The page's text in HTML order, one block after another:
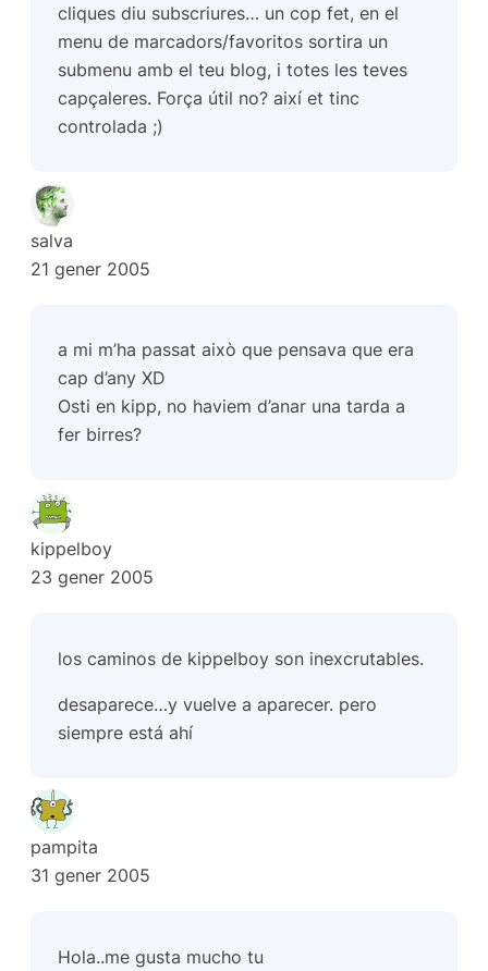
cliques diu subscriures… un cop fet, en el
menu de marcadors/favoritos sortira un
submenu amb el teu blog, i totes les teves
capçaleres. Força útil no? així et tinc
controlada ;)
salva
21 gener 2005
a mi m’ha passat això que pensava que era
cap d’any XD
Osti en kipp, no haviem d’anar una tarda a
fer birres?
kippelboy
23 gener 2005
los caminos de kippelboy son inexcrutables.
desaparece…y vuelve a aparecer. pero
siempre está ahí
pampita
31 gener 2005
Hola..me gusta mucho tu